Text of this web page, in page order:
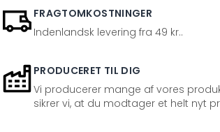
FRAGTOMKOSTNINGER
Indenlandsk levering fra 49 kr..
PRODUCERET TIL DIG
Vi producerer mange af vores
sikrer vi, at du modtager et helt nyt